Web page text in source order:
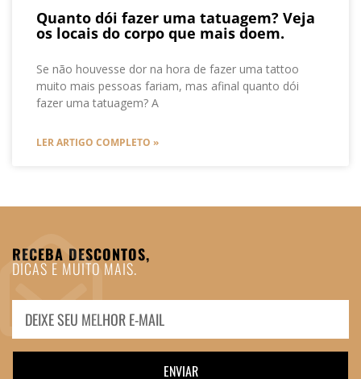
Quanto dói fazer uma tatuagem? Veja
os locais do corpo que mais doem.
Se não houvesse dor na hora de fazer uma tattoo
muito mais pessoas fariam, mas afinal quanto dói
fazer uma tatuagem? A
LER ARTIGO COMPLETO »
RECEBA DESCONTOS,
DICAS E MUITO MAIS.
ENVIAR